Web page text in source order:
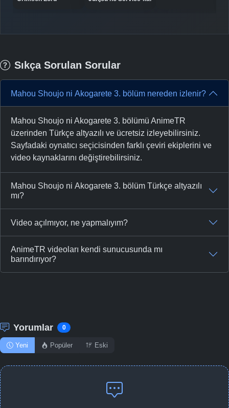
Sıkça Sorulan Sorular
Mahou Shoujo ni Akogarete 3. bölüm nereden izlenir?
Mahou Shoujo ni Akogarete 3. bölümü AnimeTR
üzerinden Türkçe altyazılı ve ücretsiz izleyebilirsiniz.
Sayfadaki oynatıcı seçicisinden farklı çeviri ekiplerini ve
video kaynaklarını değiştirebilirsiniz.
Mahou Shoujo ni Akogarete 3. bölüm Türkçe altyazılı
mı?
Video açılmıyor, ne yapmalıyım?
AnimeTR videoları kendi sunucusunda mı
barındırıyor?
Yorumlar 0
Yeni Popüler Eski